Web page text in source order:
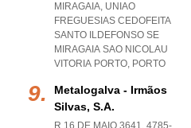
MIRAGAIA, UNIAO
FREGUESIAS CEDOFEITA
SANTO ILDEFONSO SE
MIRAGAIA SAO NICOLAU
VITORIA PORTO, PORTO
Metalogalva - Irmãos
Silvas, S.a.
R 16 DE MAIO 3641, 4785-